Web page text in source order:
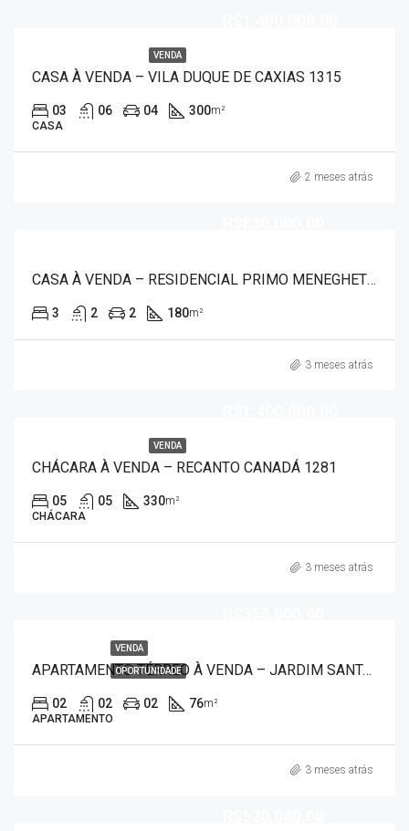
VENDA
CASA À VENDA – VILA DUQUE DE CAXIAS 1315
03 06 04 300m²
CASA
2 meses atrás
CASA À VENDA – RESIDENCIAL PRIMO MENEGHETTI 7494
3 2 2 180m²
3 meses atrás
VENDA
CHÁCARA À VENDA – RECANTO CANADÁ 1281
05 05 330m²
CHÁCARA
3 meses atrás
VENDA
OPORTUNIDADE APARTAMENTO TÉRREO À VENDA – JARDIM SANTA LÚCIA 50021
02 02 02 76m²
APARTAMENTO
3 meses atrás